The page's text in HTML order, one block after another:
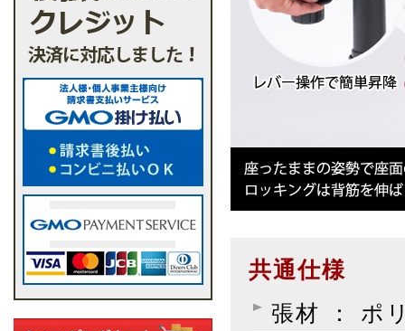
共通仕様
張材 ： ポ